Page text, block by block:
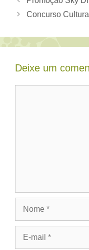
Concurso
Deixe um